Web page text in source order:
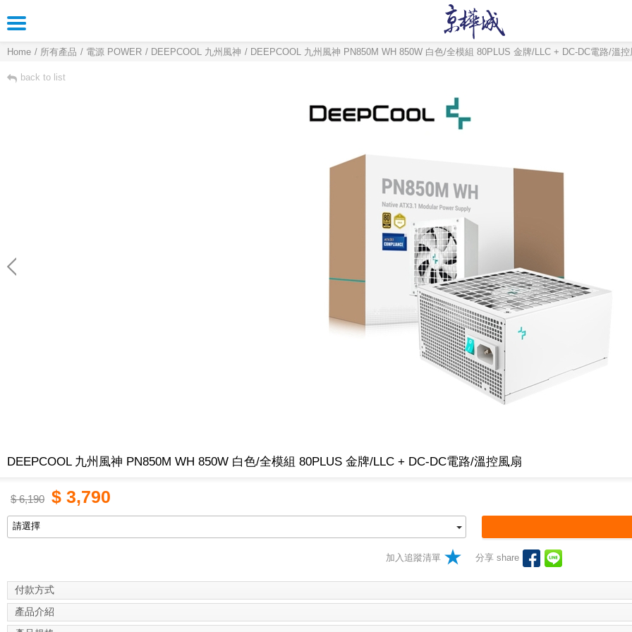
Home 所有產品 電源 POWER DEEPCOOL 九州風神 DEEPCOOL 九州風神 PN850M WH 850W 白色/全模組 80PLUS 金牌/LLC + DC-DC電路/溫控
back to list
DEEPCOOL 九州風神 PN850M WH 850W 白色/全模組 80PLUS 金牌/LLC + DC-DC電路/溫控風扇
$6,190 $ 3,790
加入追蹤清單 分享 share
付款方式
產品介紹